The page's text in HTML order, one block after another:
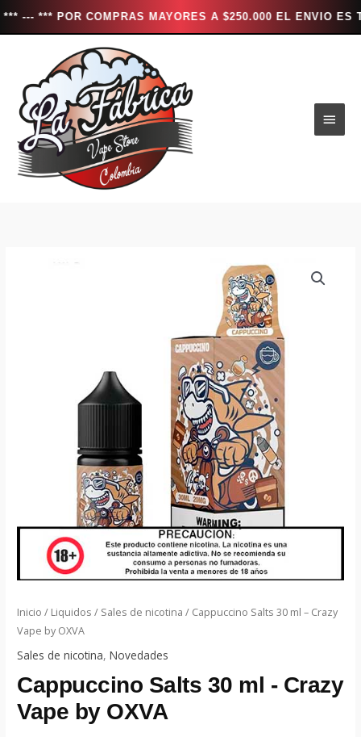
COMPRAS MAYORES A $250.000 EL ENVIO ES
contenido
Inicio / Liquidos / Sales de nicotina / Cappuccino Salts 30 ml – Crazy
Vape by OXVA
Sales de nicotina,Novedades
Cappuccino Salts 30 ml - Crazy
Vape by OXVA